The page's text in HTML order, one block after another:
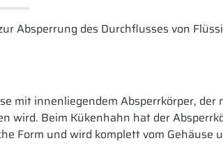
Absperrung des Durchflusses von
mit innenliegendem Absperrkörper, der
wird. Beim Kükenhahn hat der
Form und wird komplett vom Gehäuse